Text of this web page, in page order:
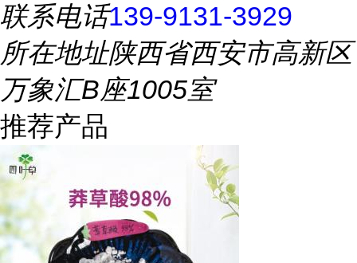
联系电话139-9131-3929
所在地址陕西省西安市高新区
万象汇B座1005室
推荐产品